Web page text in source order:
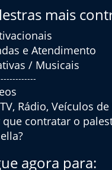
mais
e Atendimento
/ Musicais
Rádio, Veículos
que contratar o
agora para: